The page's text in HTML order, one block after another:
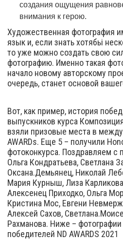
создания ощущения
внимания к герою.
Художественная фотография
язык и, если знать хотябьі
то уже можно создать свою
фотографию. Именно такая
начало новому авторскому
очередь, станет основой
Вот, как пример, история
выпускников курса
взяли призовые места в
AWARDs. Еще 5 – получили
фотоконкурса. Поздравляем с
Ольга Кондратьева, Светлана
Оксана.Демьянец, Николай
Мария Курныш, Лиза
Алексенец Приходко, Ольга
Кристина Мос, Евгени
Алексей Сахов,
Рахманова. Ниже –
победителей ND AWARDS 2021